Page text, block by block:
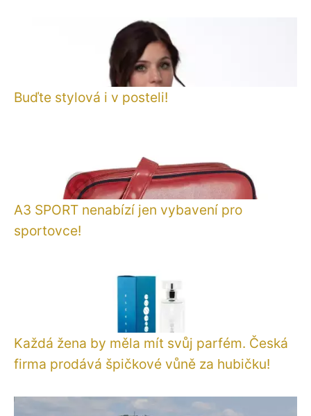
Buďte stylová i v posteli!
A3 SPORT nenabízí jen vybavení pro
sportovce!
Každá žena by měla mít svůj parfém. Česká
firma prodává špičkové vůně za hubičku!